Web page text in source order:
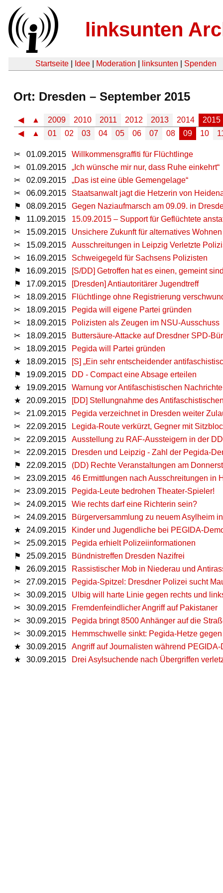
linksunten
Startseite Idee Moderation linksunten Spenden
Ort: Dresden – September 2015
◀ ▲ 2009 2010 2011 2012 2013 2014
2015
◀
▲ 01 02 03 04 05 06 07 08 09 10
✂ 01.09.2015
Willkommensgraffiti für Flüchtlinge
✂
01.09.2015
„Ich wünsche mir nur, dass Ruhe einkehrt“
✂
02.09.2015
„Das ist eine üble Gemengelage“
✂
06.09.2015
Staatsanwalt jagt die Hetzerin von
⚑
08.09.2015
Gegen Naziaufmarsch am 09.09. in
⚑
11.09.2015
15.09.2015 – Support für Geflüchtete
✂
15.09.2015
Unsichere Zukunft für alternatives Wohnen
✂
15.09.2015
Ausschreitungen in Leipzig Verletzte
✂
16.09.2015
Schweigegeld für Sachsens Polizisten
⚑
16.09.2015
[S/DD] Getroffen hat es einen, gemeint
⚑
17.09.2015
[Dresden] Antiautoritärer Jugendtreff
✂
18.09.2015
Flüchtlinge ohne Registrierung
✂
18.09.2015
Pegida will eigene Partei gründen
✂
18.09.2015
Polizisten als Zeugen im NSU-Ausschuss
✂
18.09.2015
Buttersäure-Attacke auf Dresdner SPD-
✂
18.09.2015
Pegida will Partei gründen
★
18.09.2015
[S] „Ein sehr entscheidender
⚑
19.09.2015
DD - Compact eine Absage erteilen
★
19.09.2015
Warnung vor Antifaschistischen
★
20.09.2015
[DD] Stellungnahme des
✂
21.09.2015
Pegida verzeichnet in Dresden weiter
✂
22.09.2015
Legida-Route verkürzt, Gegner mit
✂
22.09.2015
Ausstellung zu RAF-Aussteigern in der
✂
22.09.2015
Dresden und Leipzig - Zahl der Pegida-
⚑
22.09.2015
(DD) Rechte Veranstaltungen am
✂
23.09.2015
46 Ermittlungen nach Ausschreitungen in
✂
23.09.2015
Pegida-Leute bedrohen Theater-Spieler!
✂
24.09.2015
Wie rechts darf eine Richterin sein?
✂
24.09.2015
Bürgerversammlung zu neuem Asylheim
★
24.09.2015
Kinder und Jugendliche bei PEGIDA-
✂
25.09.2015
Pegida erhielt Polizeiinformationen
⚑
25.09.2015
Bündnistreffen Dresden Nazifrei
⚑
26.09.2015
Rassistischer Mob in Niederau und
✂
27.09.2015
Pegida-Spitzel: Dresdner Polizei sucht
✂
30.09.2015
Ulbig will harte Linie gegen rechts und
✂
30.09.2015
Fremdenfeindlicher Angriff auf Pakistaner
✂
30.09.2015
Pegida bringt 8500 Anhänger auf die
✂
30.09.2015
Hemmschwelle sinkt: Pegida-Hetze
★
30.09.2015
Angriff auf Journalisten während
★
30.09.2015 Drei Asylsuchende nach Übergriffen